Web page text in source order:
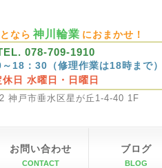
なら 神川輪業 におまかせ！
078-709-1910
18：30（修理作業は18時まで）
休日 水曜日・日曜日
神戸市垂水区星が丘1-4-40 1F
お問い合わせ
CONTACT
ブログ
BLOG